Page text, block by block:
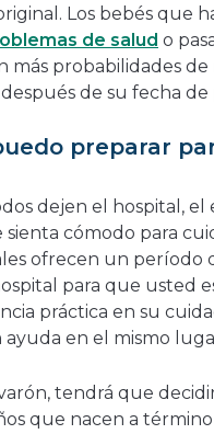
Los bebés que
de salud o
más probabilidades de
de su fecha
preparar
dejen el hospital, el
cómodo para
ofrecen un período
para que usted
práctica en su
en el mismo
tendrá que
que nacen a